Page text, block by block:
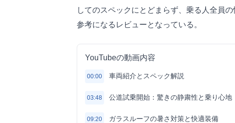
してのスペックにとどまらず、乗る人全員
参考になるレビューとなっている。
YouTubeの動画内容
00:00 車両紹介とスペック解説
03:48 公道試乗開始：驚きの静粛性と乗り心地
09:20 ガラスルーフの暑さ対策と快適装備